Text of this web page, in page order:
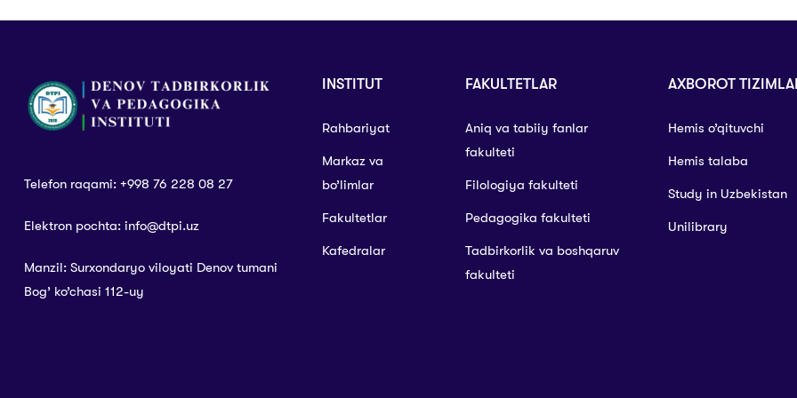
Telefon raqami: +998 76 228 08 27
Elektron pochta: info@dtpi.uz
Manzil: Surxondaryo viloyati Denov tumani
Bog’ ko’chasi 112-uy
INSTITUT
Rahbariyat
Markaz va
bo’limlar
Fakultetlar
Kafedralar
FAKULTETLAR
Aniq va tabiiy fanlar
fakulteti
Filologiya fakulteti
Pedagogika fakulteti
Tadbirkorlik va boshqaruv
fakulteti
AXBOROT
Hemis o’qituvchi
Hemis talaba
Study in Uzbekistan
Unilibrary